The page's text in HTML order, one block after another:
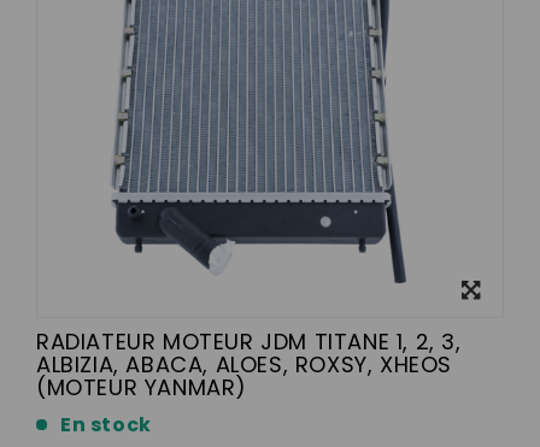
RADIATEUR MOTEUR JDM TITANE 1, 2, 3,
ALBIZIA, ABACA, ALOES, ROXSY, XHEOS
(MOTEUR YANMAR)
En stock